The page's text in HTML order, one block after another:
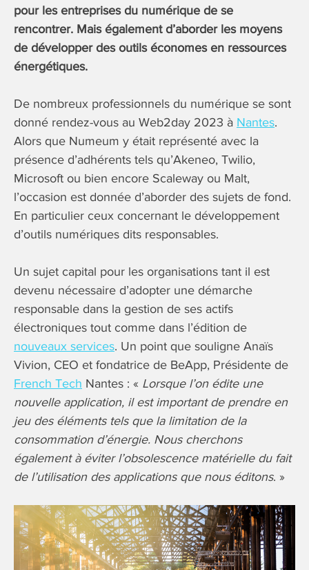
pour les entreprises du numérique de se
rencontrer. Mais également d’aborder les moyens
de développer des outils économes en ressources
énergétiques.
De nombreux professionnels du numérique se sont
donné rendez-vous au Web2day 2023 à Nantes.
Alors que Numeum y était représenté avec la
présence d’adhérents tels qu’Akeneo, Twilio,
Microsoft ou bien encore Scaleway ou Malt,
l’occasion est donnée d’aborder des sujets de fond.
En particulier ceux concernant le développement
d’outils numériques dits responsables.
Un sujet capital pour les organisations tant il est
devenu nécessaire d’adopter une démarche
responsable dans la gestion de ses actifs
électroniques tout comme dans l’édition de
nouveaux services. Un point que souligne Anaïs
Vivion, CEO et fondatrice de BeApp, Présidente de
French Tech Nantes : « Lorsque l’on édite une
nouvelle application, il est important de prendre en
jeu des éléments tels que la limitation de la
consommation d’énergie. Nous cherchons
également à éviter l’obsolescence matérielle du fait
de l’utilisation des applications que nous éditons. »